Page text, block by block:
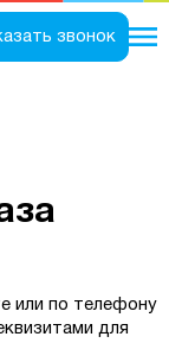
звонок
или по телефону
для